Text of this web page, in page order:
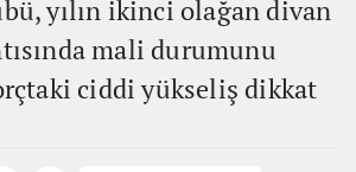
yılın ikinci olağan divan
mali durumunu
ciddi yükseliş dikkat